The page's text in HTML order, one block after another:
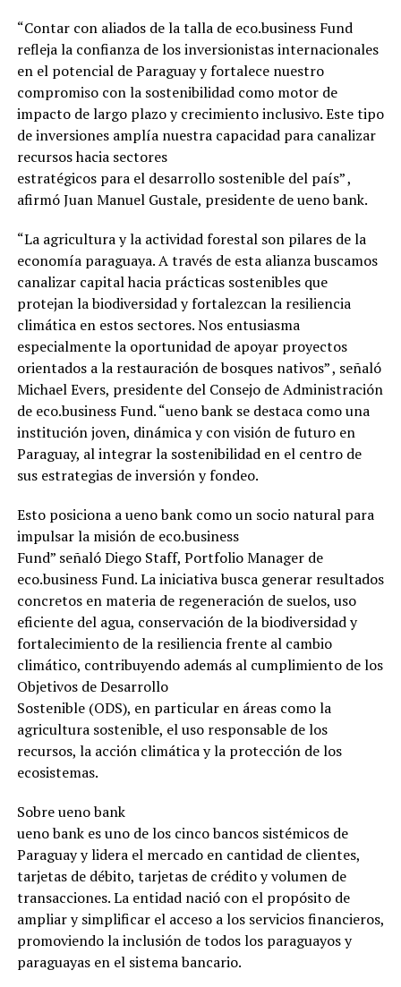
“Contar con aliados de la talla de eco.business Fund
refleja la confianza de los inversionistas internacionales
en el potencial de Paraguay y fortalece nuestro
compromiso con la sostenibilidad como motor de
impacto de largo plazo y crecimiento inclusivo. Este tipo
de inversiones amplía nuestra capacidad para canalizar
recursos hacia sectores
estratégicos para el desarrollo sostenible del país” ,
afirmó Juan Manuel Gustale, presidente de ueno bank.
“La agricultura y la actividad forestal son pilares de la
economía paraguaya. A través de esta alianza buscamos
canalizar capital hacia prácticas sostenibles que
protejan la biodiversidad y fortalezcan la resiliencia
climática en estos sectores. Nos entusiasma
especialmente la oportunidad de apoyar proyectos
orientados a la restauración de bosques nativos” , señaló
Michael Evers, presidente del Consejo de Administración
de eco.business Fund. “ueno bank se destaca como una
institución joven, dinámica y con visión de futuro en
Paraguay, al integrar la sostenibilidad en el centro de
sus estrategias de inversión y fondeo.
Esto posiciona a ueno bank como un socio natural para
impulsar la misión de eco.business
Fund” señaló Diego Staff, Portfolio Manager de
eco.business Fund. La iniciativa busca generar resultados
concretos en materia de regeneración de suelos, uso
eficiente del agua, conservación de la biodiversidad y
fortalecimiento de la resiliencia frente al cambio
climático, contribuyendo además al cumplimiento de los
Objetivos de Desarrollo
Sostenible (ODS), en particular en áreas como la
agricultura sostenible, el uso responsable de los
recursos, la acción climática y la protección de los
ecosistemas.
Sobre ueno bank
ueno bank es uno de los cinco bancos sistémicos de
Paraguay y lidera el mercado en cantidad de clientes,
tarjetas de débito, tarjetas de crédito y volumen de
transacciones. La entidad nació con el propósito de
ampliar y simplificar el acceso a los servicios financieros,
promoviendo la inclusión de todos los paraguayos y
paraguayas en el sistema bancario.